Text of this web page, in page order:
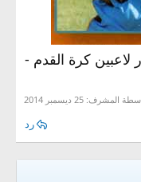
كرة القدم -
المشرف: 25 ديسمبر 2014
رد